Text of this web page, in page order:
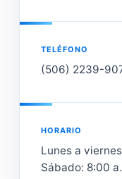
TELÉFONO
(506) 2239-
HORARIO
Lunes a
Sábado: 8:00